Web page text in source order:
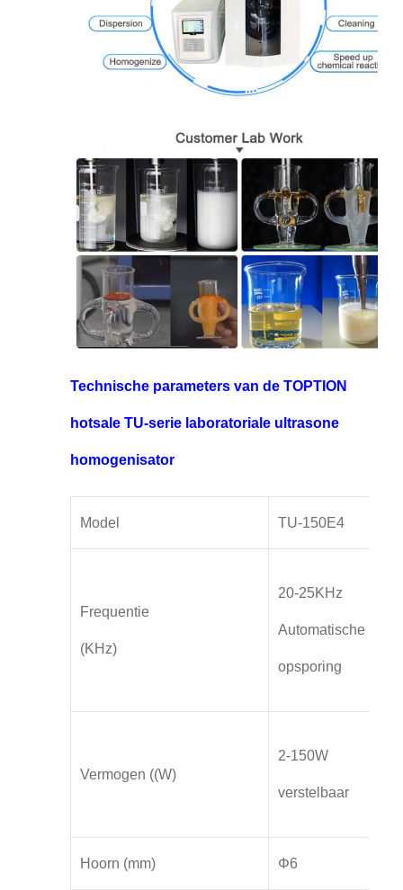
Technische parameters van de TOPTION
hotsale TU-serie laboratoriale ultrasone
homogenisator
Model TU-150E4
Frequentie
(KHz)
20-25KHz
Automatische
opsporing
Vermogen ((W)
2-150W
verstelbaar
Hoorn (mm) Φ6